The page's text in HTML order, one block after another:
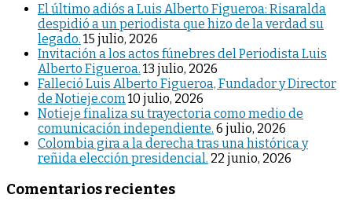
El último adiós a Luis Alberto Figueroa: Risaralda
despidió a un periodista que hizo de la verdad su
legado. 15 julio, 2026
Invitación a los actos fúnebres del Periodista Luis
Alberto Figueroa. 13 julio, 2026
Falleció Luis Alberto Figueroa, Fundador y Director
de Notieje.com 10 julio, 2026
Notieje finaliza su trayectoria como medio de
comunicación independiente. 6 julio, 2026
Colombia gira a la derecha tras una histórica y
reñida elección presidencial. 22 junio, 2026
Comentarios recientes